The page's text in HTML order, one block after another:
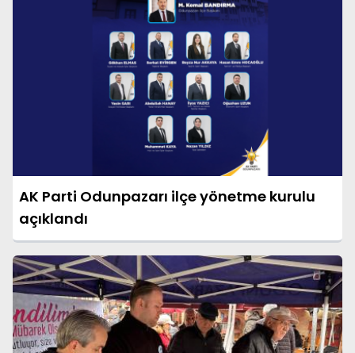
AK Parti Odunpazarı ilçe yönetme kurulu
açıklandı